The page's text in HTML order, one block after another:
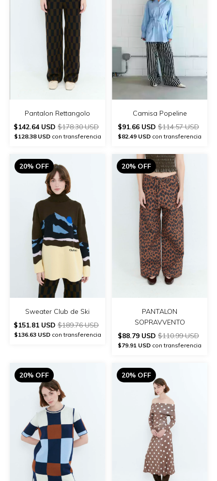
Pantalon Rettangolo
$142.64 USD $178.30 USD
$128.38 USDcon transferencia
Camisa Popeline
$91.66 USD $114.57 USD
$82.49 USD con transferencia
20% OFF
Sweater Club de Ski
$151.81 USD $189.76 USD
$136.63 USDcon transferencia
20% OFF
PANTALON
SOPRAVVENTO
$88.79 USD $110.99 USD
$79.91 USD con transferencia
20% OFF 20% OFF